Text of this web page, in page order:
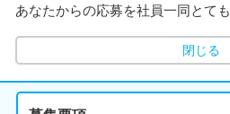
あなたからの応募を社員一同とて
閉じる